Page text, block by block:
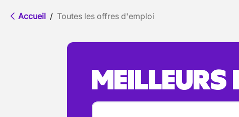
Accueil / Toutes les offres d'emploi